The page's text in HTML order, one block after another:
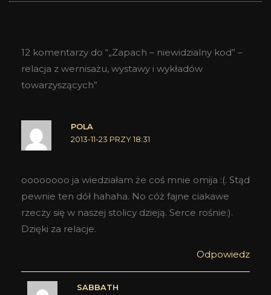
12 komentarzy do “„Zapach – niewidzialny kod” –
relacja z wernisażu, wystawy i wykładów
towarzyszących”
POLA
2013-11-23 PRZY 18:31
oooooooo ja wiedziałam że coś mnie omija :(. Stąd
pewnie ten dół hahaha. No cóż fajne ciakawe
rzeczy się w naszej stolicy dzieją. Serce rośnie:).
Dzięki za relacje.
Odpowiedz
SABBATH